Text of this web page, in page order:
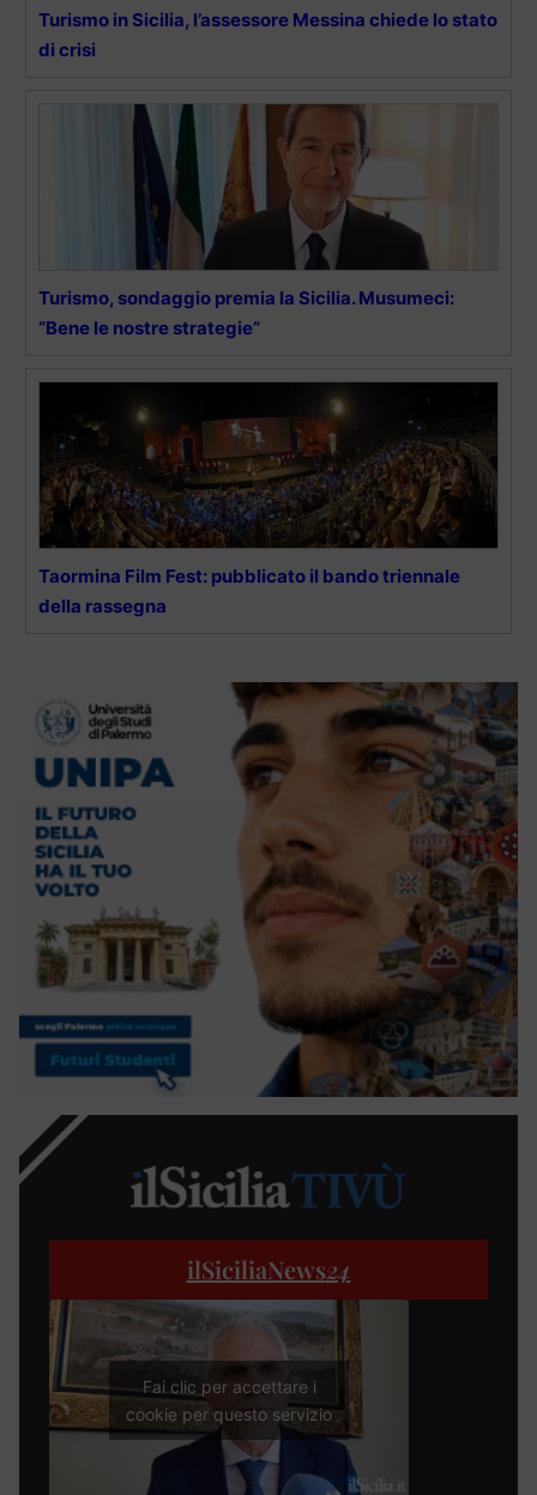
Turismo in Sicilia, l’assessore Messina chiede lo stato
di crisi
Turismo, sondaggio premia la Sicilia. Musumeci:
“Bene le nostre strategie”
Taormina Film Fest: pubblicato il bando triennale
della rassegna
ilSiciliaNews24
Fai clic per accettare i
cookie per questo servizio